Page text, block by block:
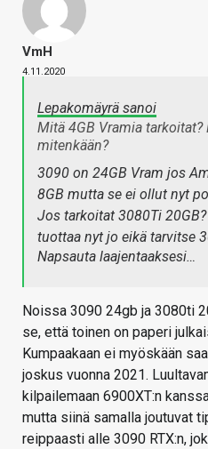
VmH
4.11.2020
Lepakomäyrä sanoi
Mitä 4GB Vramia
mitenkään?
3090 on 24GB Vram jos
8GB mutta se ei ollut nyt
Jos tarkoitat 3080Ti
tuottaa nyt jo eikä tarvitse
Napsauta laajentaaksesi…
Noissa 3090 24gb ja 3080ti
se, että toinen on paperi
Kumpaakaan ei myöskään
joskus vuonna 2021.
kilpailemaan 6900XT:n
mutta siinä samalla joutuvat
reippaasti alle 3090 RTX:n,